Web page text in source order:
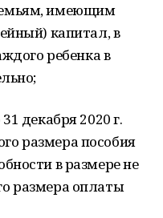
имеющим
капитал, в
ребенка в
декабря 2020 г.
размера пособия
в размере не
размера оплаты